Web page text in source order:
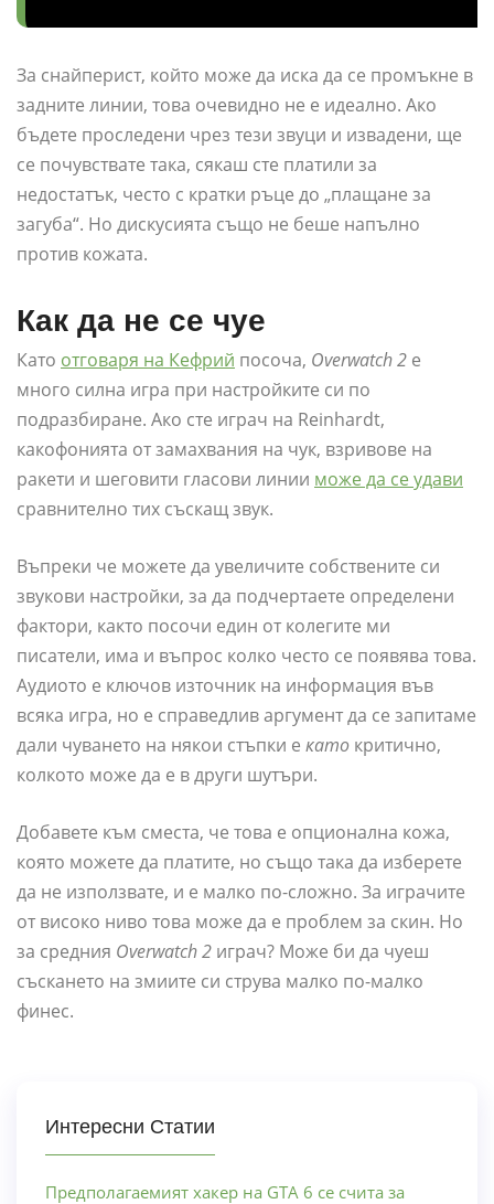
За снайперист, който може да иска да се промъкне в
задните линии, това очевидно не е идеално. Ако
бъдете проследени чрез тези звуци и извадени, ще
се почувствате така, сякаш сте платили за
недостатък, често с кратки ръце до „плащане за
загуба“. Но дискусията също не беше напълно
против кожата.
Как да не се чуе
Като отговаря на Кефрий посоча, Overwatch 2 е
много силна игра при настройките си по
подразбиране. Ако сте играч на Reinhardt,
какофонията от замахвания на чук, взривове на
ракети и шеговити гласови линии може да се удави
сравнително тих съскащ звук.
Въпреки че можете да увеличите собствените си
звукови настройки, за да подчертаете определени
фактори, както посочи един от колегите ми
писатели, има и въпрос колко често се появява това.
Аудиото е ключов източник на информация във
всяка игра, но е справедлив аргумент да се запитаме
дали чуването на някои стъпки е като критично,
колкото може да е в други шутъри.
Добавете към сместа, че това е опционална кожа,
която можете да платите, но също така да изберете
да не използвате, и е малко по-сложно. За играчите
от високо ниво това може да е проблем за скин. Но
за средния Overwatch 2 играч? Може би да чуеш
съскането на змиите си струва малко по-малко
финес.
Интересни Статии
Предполагаемият хакер на GTA 6 се счита за